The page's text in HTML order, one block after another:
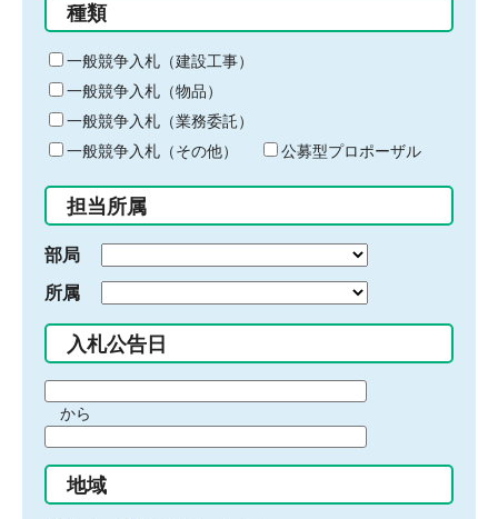
る
キ
ー
ワ
ー
ド
入
力
種類
一般競争入札（建設工事）
一般競争入札（物品）
一般競争入札（業務委託）
一般競争入札（その他）
公募型プロポーザル
担当所属
部局
所属
入札公告日
間
始
り
から
間
終
地域